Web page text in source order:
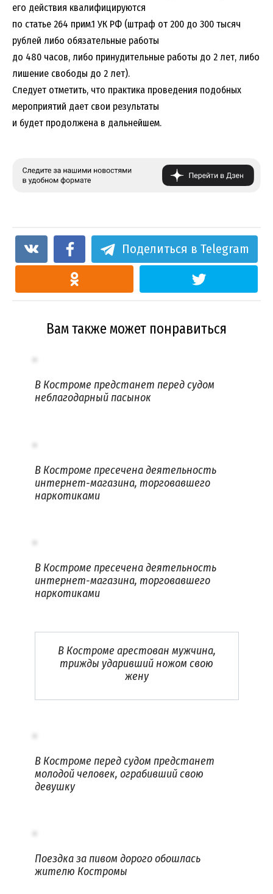
его действия квалифицируются
по статье 264 прим.1 УК РФ (штраф от 200 до 300 тысяч
рублей либо обязательные работы
до 480 часов, либо принудительные работы до 2 лет, либо
лишение свободы до 2 лет).
Следует отметить, что практика проведения подобных
мероприятий дает свои результаты
и будет продолжена в дальнейшем.
Поделиться в Telegram
Вам также может понравиться
В Костроме предстанет перед судом
неблагодарный пасынок
В Костроме пресечена деятельность
интернет-магазина, торговавшего
наркотиками
В Костроме пресечена деятельность
интернет-магазина, торговавшего
наркотиками
В Костроме арестован мужчина,
трижды ударивший ножом свою
жену
В Костроме перед судом предстанет
молодой человек, ограбивший свою
девушку
Поездка за пивом дорого обошлась
жителю Костромы